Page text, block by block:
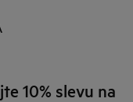
10% slevu na